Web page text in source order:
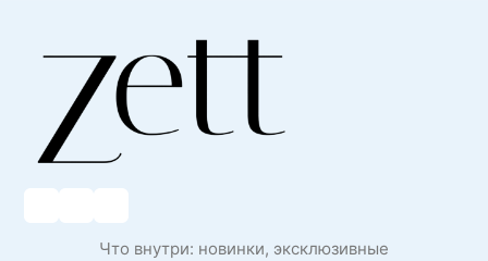
Что внутри: новинки, эксклюзивные